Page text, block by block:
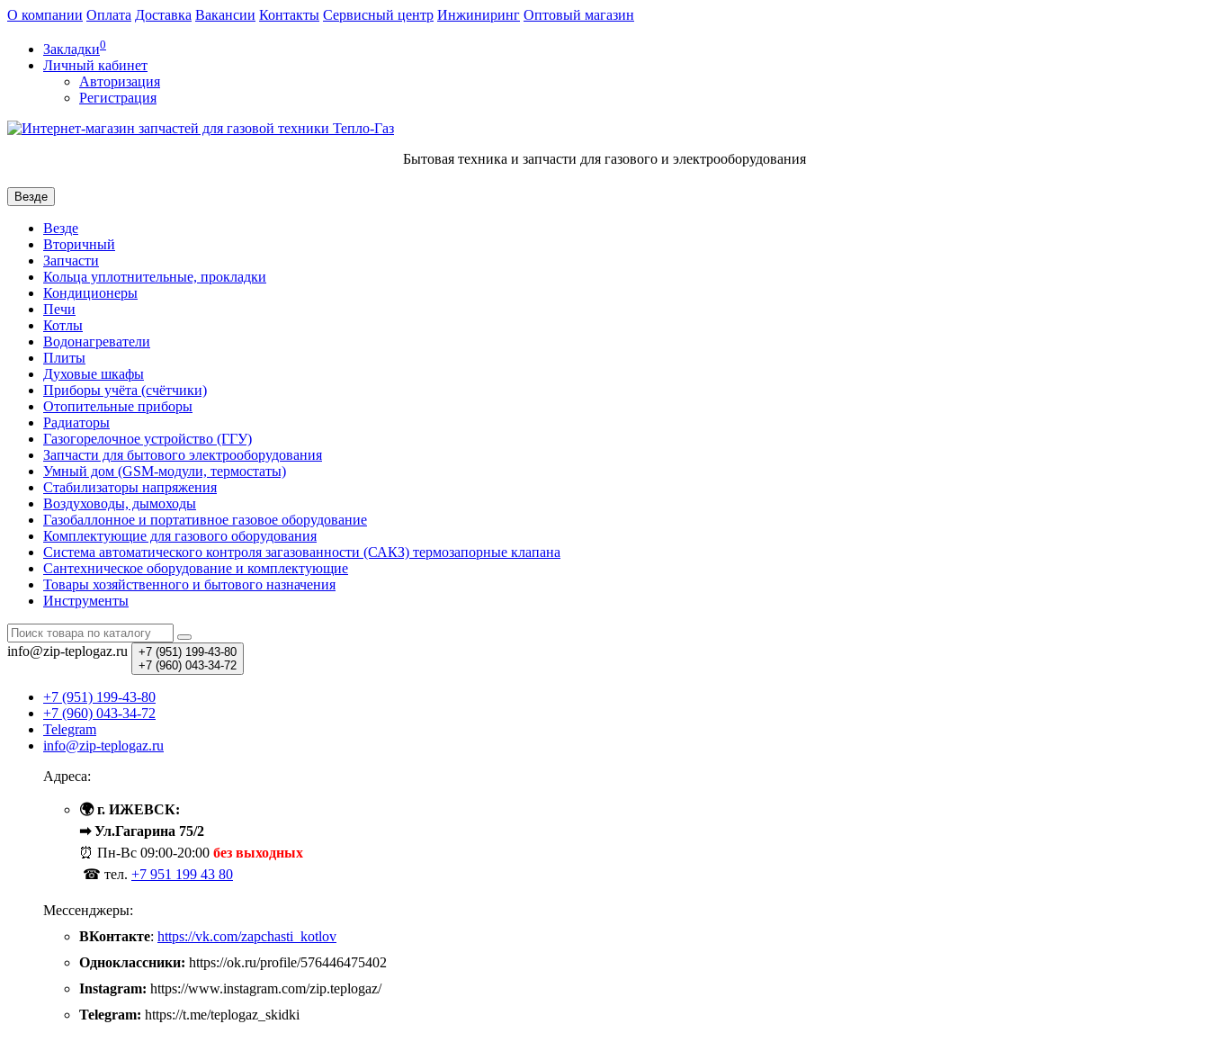
О компании Оплата Доставка Вакансии Контакты Сервисный центр Инжиниринг Оптовый магазин
Закладки0
Личный кабинет
Авторизация
Регистрация
Бытовая техника и запчасти для газового и электрооборудования
Везде
Везде
Вторичный
Запчасти
Кольца уплотнительные, прокладки
Кондиционеры
Печи
Котлы
Водонагреватели
Плиты
Духовые шкафы
Приборы учёта (счётчики)
Отопительные приборы
Радиаторы
Газогорелочное устройство (ГГУ)
Запчасти для бытового электрооборудования
Умный дом (GSM-модули, термостаты)
Cтабилизаторы напряжения
Воздуховоды, дымоходы
Газобаллонное и портативное газовое оборудование
Комплектующие для газового оборудования
Система автоматического контроля загазованности (САКЗ) термозапорные клапана
Сантехническое оборудование и комплектующие
Товары хозяйственного и бытового назначения
Инструменты
info@zip-teplogaz.ru +7 (951) 199-43-80
+7 (960) 043-34-72
+7 (951) 199-43-80
+7 (960) 043-34-72
Telegram
info@zip-teplogaz.ru
Адреса:
🌍 г. ИЖЕВСК:
➡ Ул.Гагарина 75/2
⏰ Пн-Вс 09:00-20:00 без выходных
☎ тел. +7 951 199 43 80
Мессенджеры:
ВКонтакте: https://vk.com/zapchasti_kotlov
Одноклассники: https://ok.ru/profile/576446475402
Instagram: https://www.instagram.com/zip.teplogaz/
Telegram: https://t.me/teplogaz_skidki